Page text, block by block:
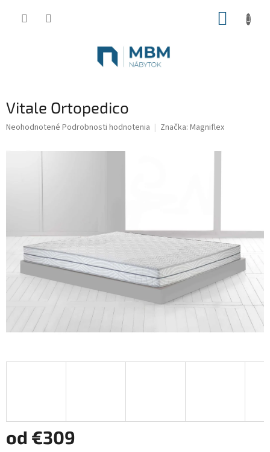
Vitale Ortopedico
Priemerné
Neohodnotené Podrobnosti hodnotenia Značka: Magniflex
od €309